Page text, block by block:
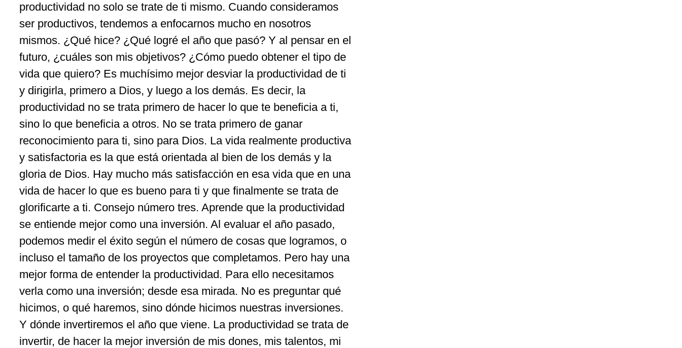
productividad no solo se trate de ti mismo. Cuando consideramos
ser productivos, tendemos a enfocarnos mucho en nosotros
mismos. ¿Qué hice? ¿Qué logré el año que pasó? Y al pensar en el
futuro, ¿cuáles son mis objetivos? ¿Cómo puedo obtener el tipo de
vida que quiero? Es muchísimo mejor desviar la productividad de ti
y dirigirla, primero a Dios, y luego a los demás. Es decir, la
productividad no se trata primero de hacer lo que te beneficia a ti,
sino lo que beneficia a otros. No se trata primero de ganar
reconocimiento para ti, sino para Dios. La vida realmente productiva
y satisfactoria es la que está orientada al bien de los demás y la
gloria de Dios. Hay mucho más satisfacción en esa vida que en una
vida de hacer lo que es bueno para ti y que finalmente se trata de
glorificarte a ti. Consejo número tres. Aprende que la productividad
se entiende mejor como una inversión. Al evaluar el año pasado,
podemos medir el éxito según el número de cosas que logramos, o
incluso el tamaño de los proyectos que completamos. Pero hay una
mejor forma de entender la productividad. Para ello necesitamos
verla como una inversión; desde esa mirada. No es preguntar qué
hicimos, o qué haremos, sino dónde hicimos nuestras inversiones.
Y dónde invertiremos el año que viene. La productividad se trata de
invertir, de hacer la mejor inversión de mis dones, mis talentos, mi